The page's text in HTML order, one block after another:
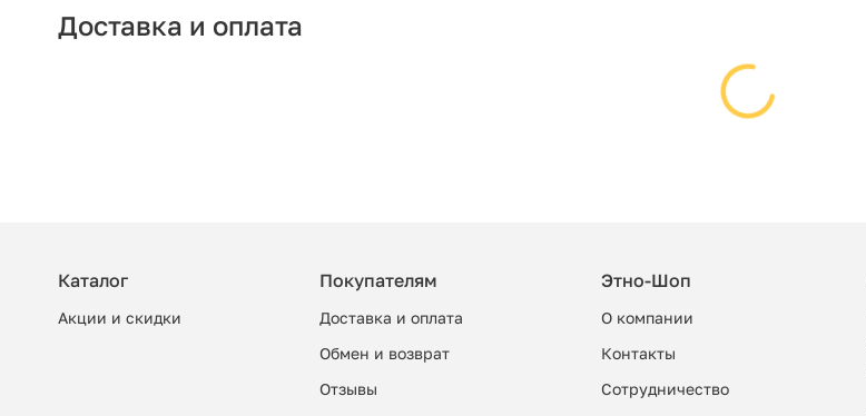
Доставка и оплата
Каталог
Акции и скидки
Покупателям
Доставка и оплата
Обмен и возврат
Отзывы
Этно-Шоп
О компании
Контакты
Сотрудничество